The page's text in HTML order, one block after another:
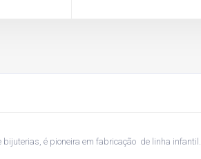
é pioneira em fabricação de linha infantil.